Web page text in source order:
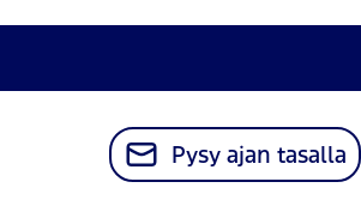
Pysy ajan tasalla